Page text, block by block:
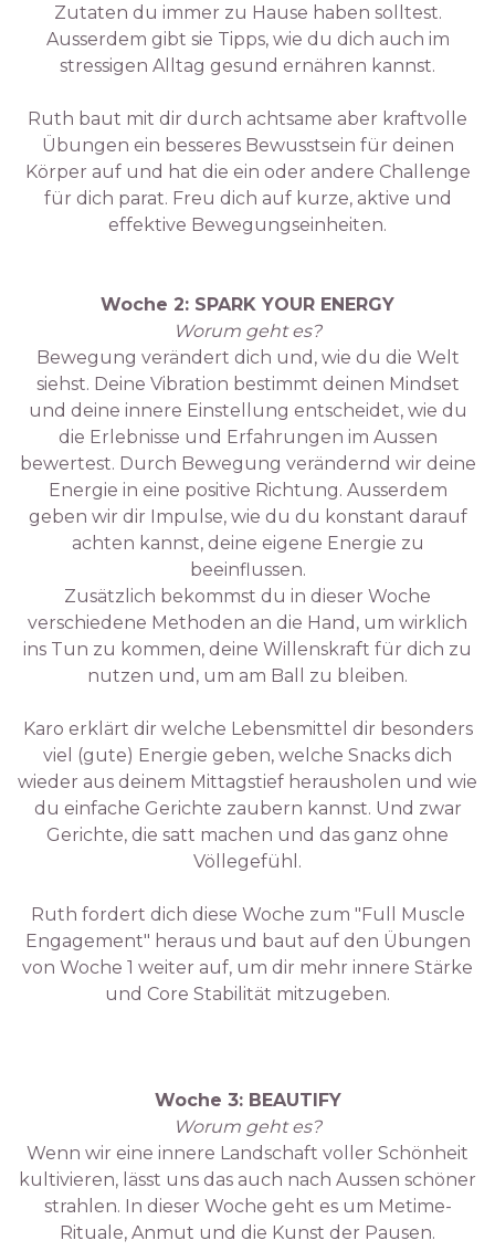
Zutaten du immer zu Hause haben solltest.
Ausserdem gibt sie Tipps, wie du dich auch im
stressigen Alltag gesund ernähren kannst.
Ruth baut mit dir durch achtsame aber kraftvolle
Übungen ein besseres Bewusstsein für deinen
Körper auf und hat die ein oder andere Challenge
für dich parat. Freu dich auf kurze, aktive und
effektive Bewegungseinheiten.
Woche 2: SPARK YOUR ENERGY
Worum geht es?
Bewegung verändert dich und, wie du die Welt
siehst. Deine Vibration bestimmt deinen Mindset
und deine innere Einstellung entscheidet, wie du
die Erlebnisse und Erfahrungen im Aussen
bewertest. Durch Bewegung verändernd wir deine
Energie in eine positive Richtung. Ausserdem
geben wir dir Impulse, wie du du konstant darauf
achten kannst, deine eigene Energie zu
beeinflussen.
Zusätzlich bekommst du in dieser Woche
verschiedene Methoden an die Hand, um wirklich
ins Tun zu kommen, deine Willenskraft für dich zu
nutzen und, um am Ball zu bleiben.
Karo erklärt dir welche Lebensmittel dir besonders
viel (gute) Energie geben, welche Snacks dich
wieder aus deinem Mittagstief herausholen und wie
du einfache Gerichte zaubern kannst. Und zwar
Gerichte, die satt machen und das ganz ohne
Völlegefühl.
Ruth fordert dich diese Woche zum "Full Muscle
Engagement" heraus und baut auf den Übungen
von Woche 1 weiter auf, um dir mehr innere Stärke
und Core Stabilität mitzugeben.
Woche 3: BEAUTIFY
Worum geht es?
Wenn wir eine innere Landschaft voller Schönheit
kultivieren, lässt uns das auch nach Aussen schöner
strahlen. In dieser Woche geht es um Metime-
Rituale, Anmut und die Kunst der Pausen.